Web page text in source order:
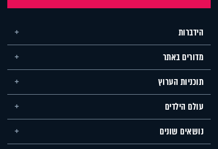
הידברות
מדורים באתר
תוכניות הערוץ
עולם הילדים
נושאים שונים